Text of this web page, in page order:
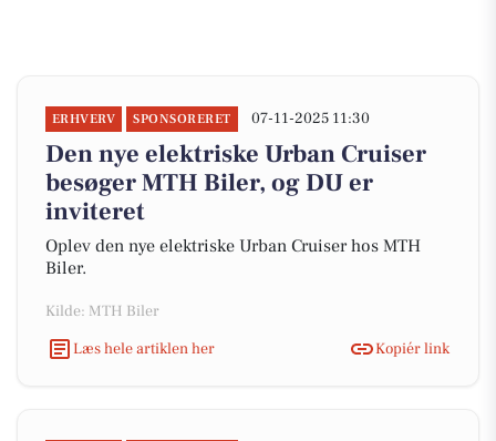
ERHVERV SPONSORERET 07-11-2025 11:30
Den nye elektriske Urban Cruiser
besøger MTH Biler, og DU er
inviteret
Oplev den nye elektriske Urban Cruiser hos MTH
Biler.
Kilde: MTH Biler
Læs hele artiklen her
Kopiér link